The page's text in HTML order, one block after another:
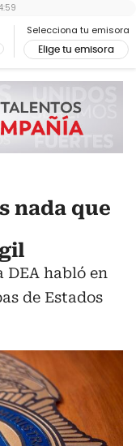
Selecciona tu emisora
Elige tu emisora
nada que
DEA habló en
de Estados